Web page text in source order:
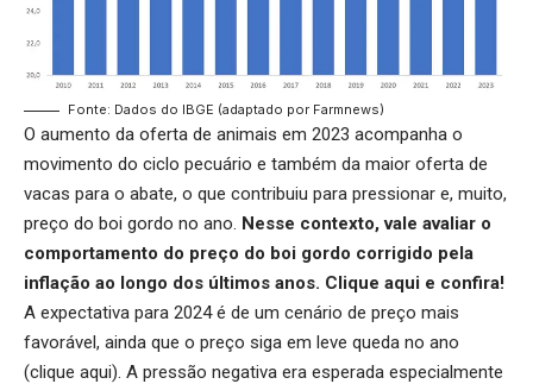
Fonte: Dados do IBGE (adaptado por Farmnews)
O aumento da oferta de animais em 2023 acompanha o
movimento do ciclo pecuário e também da maior oferta de
vacas para o abate, o que contribuiu para pressionar e, muito,
preço do boi gordo no ano. Nesse contexto, vale avaliar o
comportamento do preço do boi gordo corrigido pela
inflação ao longo dos últimos anos. Clique aqui e confira!
A expectativa para 2024 é de um cenário de preço mais
favorável, ainda que o preço siga em leve queda no ano
(clique aqui). A pressão negativa era esperada especialmente